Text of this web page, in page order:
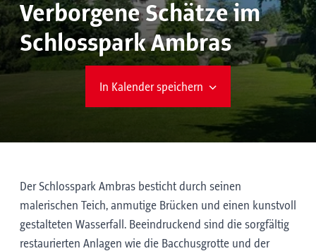
Verborgene Schätze im
Schlosspark Ambras
In Kalender speichern
Der Schlosspark Ambras besticht durch seinen
malerischen Teich, anmutige Brücken und einen kunstvoll
gestalteten Wasserfall. Beeindruckend sind die sorgfältig
restaurierten Anlagen wie die Bacchusgrotte und der